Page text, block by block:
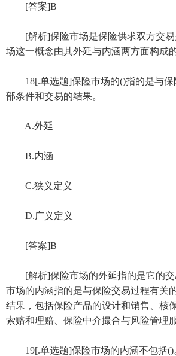
[答案]B
[解析]保险市场是保险供求双方交易
场这一概念由其外延与内涵两方面构成的
18[.单选题]保险市场的()指的是与保
部条件和交易的结果。
A.外延
B.内涵
C.狭义定义
D.广义定义
[答案]B
[解析]保险市场的外延指的是它的交
市场的内涵指的是与保险交易过程有关
结果，包括保险产品的设计和销售、核
索赔和理赔、保险中介撮合与风险管理
19[.单选题]保险市场的内涵不包括()